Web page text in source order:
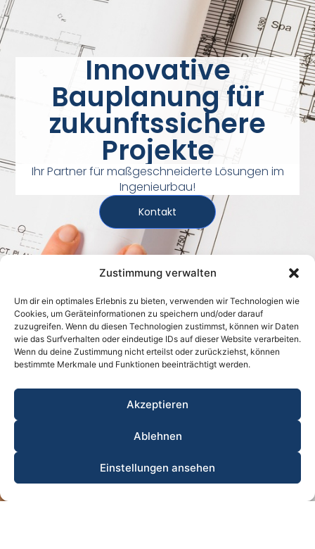
Zustimmung verwalten
Um dir ein optimales Erlebnis zu bieten, verwenden wir Technologien wie
Cookies, um Geräteinformationen zu speichern und/oder darauf
zuzugreifen. Wenn du diesen Technologien zustimmst, können wir Daten
wie das Surfverhalten oder eindeutige IDs auf dieser Website verarbeiten.
Wenn du deine Zustimmung nicht erteilst oder zurückziehst, können
bestimmte Merkmale und Funktionen beeinträchtigt werden.
Akzeptieren
Ablehnen
Einstellungen ansehen
Innovative
Bauplanung für
zukunftssichere
Projekte
Ihr Partner für maßgeschneiderte Lösungen im
Ingenieurbau!
Kontakt